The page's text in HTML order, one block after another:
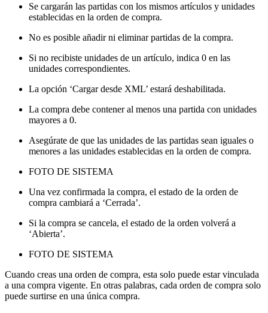
Se cargarán las partidas con los mismos artículos y unidades
establecidas en la orden de compra.
No es posible añadir ni eliminar partidas de la compra.
Si no recibiste unidades de un artículo, indica 0 en las
unidades correspondientes.
La opción ‘Cargar desde XML’ estará deshabilitada.
La compra debe contener al menos una partida con unidades
mayores a 0.
Asegúrate de que las unidades de las partidas sean iguales o
menores a las unidades establecidas en la orden de compra.
FOTO DE SISTEMA
Una vez confirmada la compra, el estado de la orden de
compra cambiará a ‘Cerrada’.
Si la compra se cancela, el estado de la orden volverá a
‘Abierta’.
FOTO DE SISTEMA
Cuando creas una orden de compra, esta solo puede estar vinculada
a una compra vigente. En otras palabras, cada orden de compra solo
puede surtirse en una única compra.